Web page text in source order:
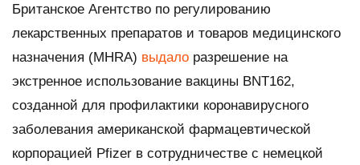
Британское Агентство по регулированию
лекарственных препаратов и товаров медицинского
назначения (MHRA) выдало разрешение на
экстренное использование вакцины BNT162,
созданной для профилактики коронавирусного
заболевания американской фармацевтической
корпорацией Pfizer в сотрудничестве с немецкой